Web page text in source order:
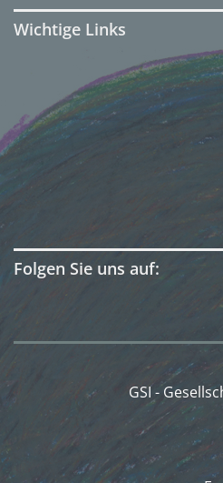
Wichtige Links
Folgen Sie uns auf:
GSI -